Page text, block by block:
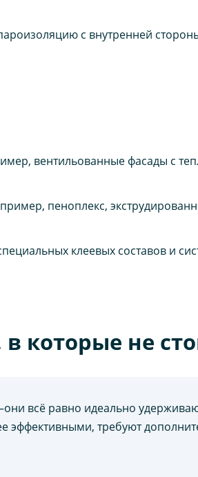
с внутренней
вентильованные фасады с
пеноплекс,
клеевых составов и
которые не
всё равно идеально
эффективными, требуют